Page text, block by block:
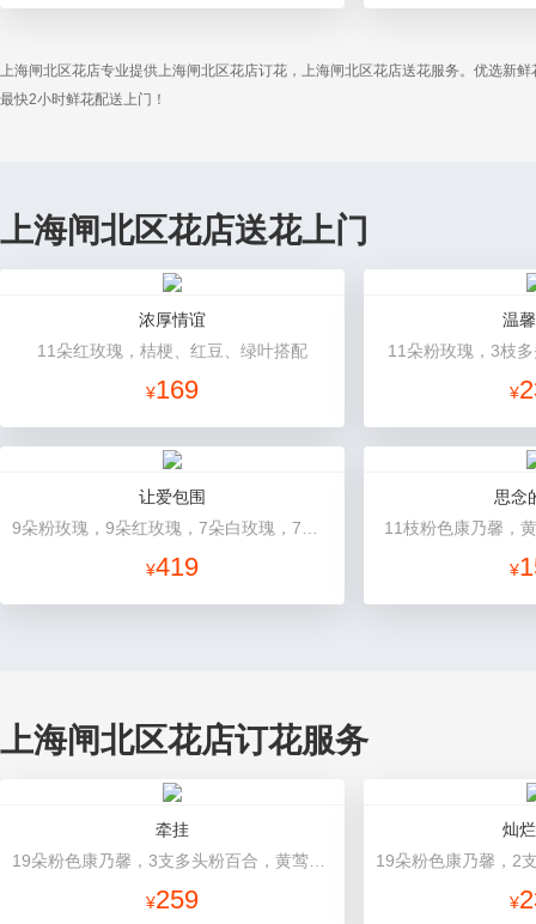
上海闸北区花店专业提供上海闸北区花店订花，上海闸北区花店送花服务。优选新
最快2小时鲜花配送上门！
上海闸北区花店送花上门
浓厚情谊
11朵红玫瑰，桔梗、红豆、绿叶搭配
¥169
温
11朵粉玫瑰，3枝
¥
让爱包围
¥419
思念
11枝粉色康乃馨，
¥
上海闸北区花店订花服务
牵挂
¥259
灿
¥